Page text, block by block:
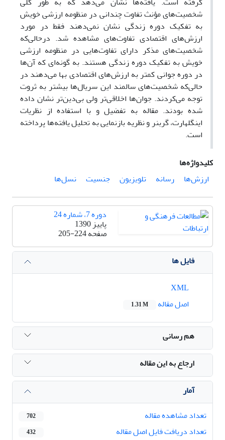
شخصیت‌های مؤنث تفاوت چندانی در منظومه ارزشی خویش
به تفکیک دوره زندگی نشان نمی‌دهند فقط در مورد
ارزش‌های اقتصادی تفاوت‌های مشاهده شد. درحالی‌که
شخصیت‌های مذکر دارای تفاوت‌هایی در منظومه ارزشی
خویش به تفکیک دوره زندگی هستند. به گونه‌ای که آن‌ها
در دوره جوانی کمتر به ارزش‌های اقتصادی بها می‌دهند در
حالی‌که شخصیت‌های سالمند این سریال‌ها بیشتر به ثروت
توجه می‌کردند. جوان‌ها اخلاقی‌تر ولی بی‌دین‌تر نشان داده
شده بودند. مقاله به تفضیل و با استفاده از نظریات
اینگلهارت، گربنر و نظریه بازنمایی به تحلیل یافته‌ها پرداخته
است.
کلیدواژه‌ها
ارزش‌ها
رسانه تلویزیون جنسیت نسل‌ها
دوره 7، شماره 24
پاییز 1390
صفحه205-224
فایل ها
اصل مقاله
1.31 M
هم رسانی
ارجاع به این مقاله
آمار
تعداد مشاهده مقاله
702
تعداد دریافت فایل اصل مقاله 432